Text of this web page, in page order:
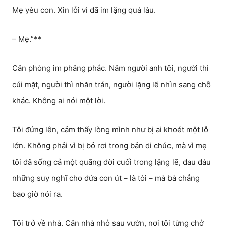
Mẹ yêu con. Xin lỗi vì đã im lặng quá lâu.
– Mẹ.”**
Căn phòng im phăng phắc. Năm người anh tôi, người thì
cúi mặt, người thì nhăn trán, người lặng lẽ nhìn sang chỗ
khác. Không ai nói một lời.
Tôi đứng lên, cảm thấy lòng mình như bị ai khoét một lỗ
lớn. Không phải vì bị bỏ rơi trong bản di chúc, mà vì mẹ
tôi đã sống cả một quãng đời cuối trong lặng lẽ, đau đáu
những suy nghĩ cho đứa con út – là tôi – mà bà chẳng
bao giờ nói ra.
Tôi trở về nhà. Căn nhà nhỏ sau vườn, nơi tôi từng chở